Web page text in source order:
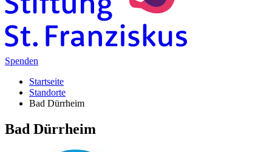
Spenden
Startseite
Standorte
Bad Dürrheim
Bad Dürrheim